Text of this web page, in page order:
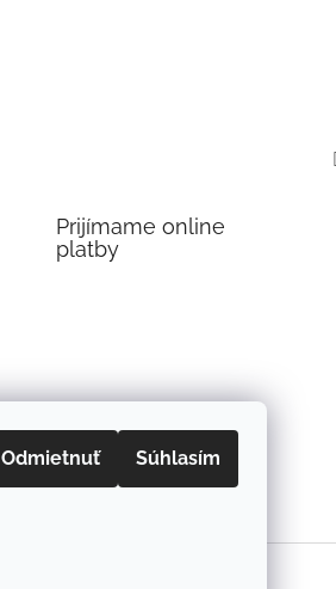
Odmietnuť Súhlasím
Prijímame online
platby